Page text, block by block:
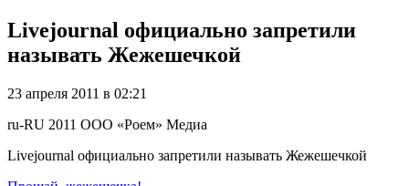
Livejournal официально запретили
называть Жежешечкой
23 апреля 2011 в 02:21
ru-RU 2011 ООО «Роем» Медиа
Livejournal официально запретили называть Жежешечкой